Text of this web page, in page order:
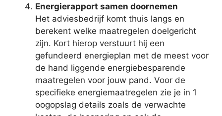
Energierapport samen doornemen
Het adviesbedrijf komt thuis langs en
berekent welke maatregelen doelgericht
zijn. Kort hierop verstuurt hij een
gefundeerd energieplan met de meest voor
de hand liggende energiebesparende
maatregelen voor jouw pand. Voor de
specifieke energiemaatregelen zie je in 1
oogopslag details zoals de verwachte